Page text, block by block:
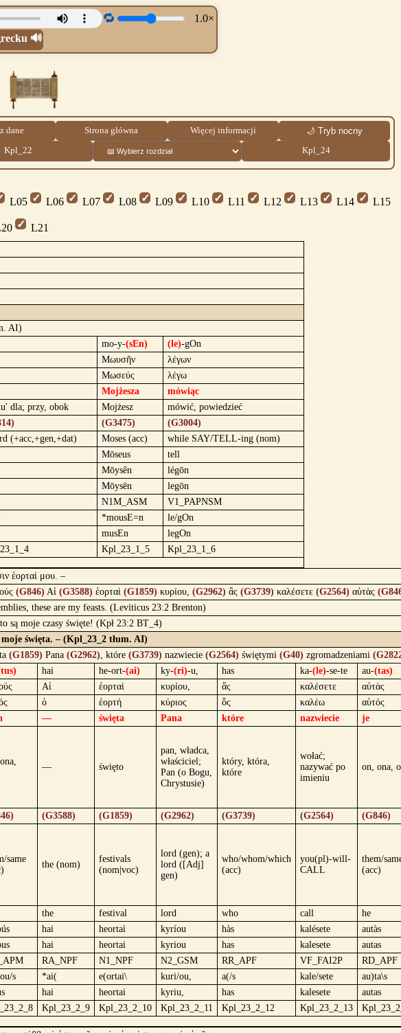
🔁
1.0×
🔊
dane Strona główna Więcej informacji 🌙 Tryb nocny
Kpl_22 Kpl_24
L05 L06 L07 L08 L09 L10 L11 L12 L13 L14 L15
L21
AI)
mo-y-(sEn) (le)-gOn
Μωυσῆν
λέγων
Μωσεύς
λέγω
Mojżesza
mówiąc
dla; przy, obok Mojżesz
mówić, powiedzieć
(G3475)
(G3004)
(+acc,+gen,+dat) Moses (acc)
while SAY/TELL-ing (nom)
Mōseus
tell
Mōysên
légōn
Mōysēn
legōn
N1M_ASM
V1_PAPNSM
*mousE=n
le/gOn
musEn
legOn
Kpl_23_1_5 Kpl_23_1_6
ἑορταί μου. –
(G846) Αἱ (G3588) ἑορταὶ (G1859) κυρίου, (G2962) ἃς (G3739) καλέσετε (G2564) αὐτὰς
these are my feasts. (Leviticus 23:2 Brenton)
są moje czasy święte! (Kpł 23:2 BT_4)
święta. – (Kpl_23_2 tłum. AI)
(G1859) Pana (G2962), które (G3739) nazwiecie (G2564) świętymi (G40) zgromadzeniami
hai he-ort-(ai) ky-(ri)-u, has ka-(le)-se-te au-(tas)
Αἱ ἑορταὶ κυρίου, ἃς καλέσετε
αὐτὰς
ὁ ἑορτή κύριος ὅς καλέω
αὐτός
— święta Pana które nazwiecie je
— święto
pan, władca,
właściciel;
Pan (o Bogu,
Chrystusie)
który, która,
które
wołać;
nazywać po
imieniu
on, ona,
(G3588) (G1859) (G2962) (G3739) (G2564) (G846)
same
the (nom)
festivals
(nom|voc)
lord (gen); a
lord ([Adj]
gen)
who/whom/which
(acc)
you(pl)-will-
CALL
them/
(acc)
the festival lord who call
he
hai heortaì kyríou hàs kalésete
autàs
hai heortai kyriou has kalesete
autas
RA_NPF N1_NPF N2_GSM RR_APF VF_FAI2P
RD_APF
s *ai( e(ortai\ kuri/ou, a(/s kale/sete
au)ta\s
hai heortai kyriu, has kalesete
autas
Kpl_23_2_9 Kpl_23_2_10 Kpl_23_2_11 Kpl_23_2_12 Kpl_23_2_13